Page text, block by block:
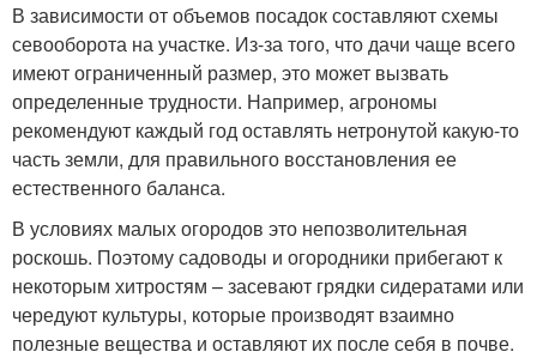
В зависимости от объемов посадок составляют схемы
севооборота на участке. Из-за того, что дачи чаще всего
имеют ограниченный размер, это может вызвать
определенные трудности. Например, агрономы
рекомендуют каждый год оставлять нетронутой какую-то
часть земли, для правильного восстановления ее
естественного баланса.
В условиях малых огородов это непозволительная
роскошь. Поэтому садоводы и огородники прибегают к
некоторым хитростям – засевают грядки сидератами или
чередуют культуры, которые производят взаимно
полезные вещества и оставляют их после себя в почве.